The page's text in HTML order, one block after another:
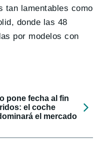
tan lamentables como
donde las 48
por modelos con
pone fecha al fin
el coche
el mercado